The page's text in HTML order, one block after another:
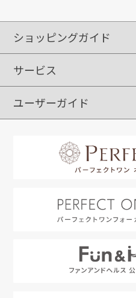
ショッピングガイド
ショッピングガイド
ご注文方法
送料・配送
クーポンご利用方法
サービス
定期購入
ポイントサービス
お知らせメール
ユーザーガイド